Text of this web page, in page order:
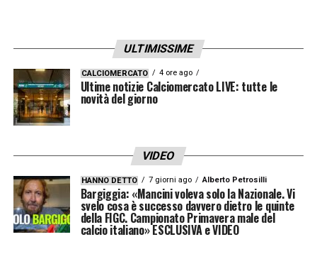
ULTIMISSIME
CALCIOMERCATO 4 ore ago
Ultime notizie Calciomercato LIVE: tutte le
novità del giorno
VIDEO
HANNO DETTO 7 giorni ago Alberto Petrosilli
Bargiggia: «Mancini voleva solo la Nazionale. Vi
svelo cosa è successo davvero dietro le quinte
della FIGC. Campionato Primavera male del
calcio italiano» ESCLUSIVA e VIDEO